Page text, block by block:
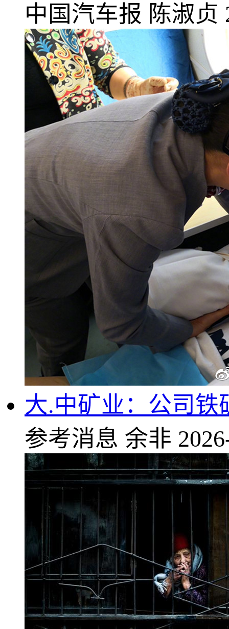
中国汽车报 陈淑贞
大.中矿业：公司铁
参考消息 余非